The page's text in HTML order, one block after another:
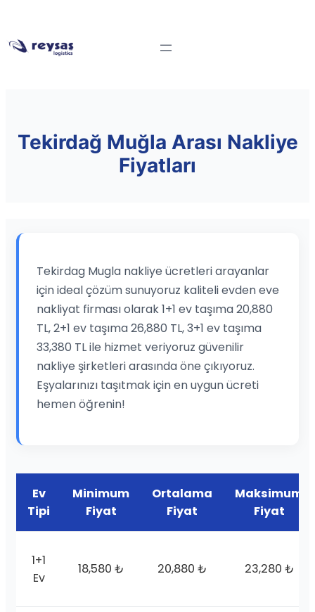
Tekirdağ Muğla Arası Nakliye
Fiyatları
Tekirdag Mugla nakliye ücretleri arayanlar
için ideal çözüm sunuyoruz kaliteli evden eve
nakliyat firması olarak 1+1 ev taşıma 20,880
TL, 2+1 ev taşıma 26,880 TL, 3+1 ev taşıma
33,380 TL ile hizmet veriyoruz güvenilir
nakliye şirketleri arasında öne çıkıyoruz.
Eşyalarınızı taşıtmak için en uygun ücreti
hemen öğrenin!
Ev
Tipi
Minimum
Fiyat
Ortalama
Fiyat
Maksimum
Fiyat
1+1
Ev
18,580 ₺ 20,880 ₺ 23,280 ₺